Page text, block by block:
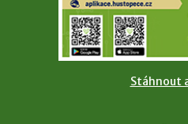
Stáhnout